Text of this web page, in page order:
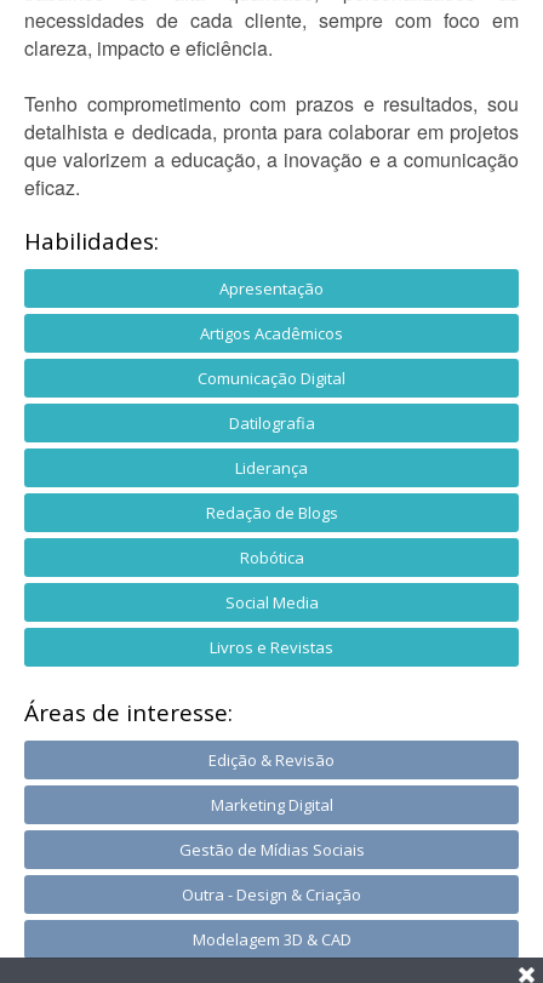
necessidades de cada cliente, sempre com foco em
clareza, impacto e eficiência.
Tenho comprometimento com prazos e resultados, sou
detalhista e dedicada, pronta para colaborar em projetos
que valorizem a educação, a inovação e a comunicação
eficaz.
Habilidades:
Apresentação
Artigos Acadêmicos
Comunicação Digital
Datilografia
Liderança
Redação de Blogs
Robótica
Social Media
Livros e Revistas
Áreas de interesse:
Edição & Revisão
Marketing Digital
Gestão de Mídias Sociais
Outra - Design & Criação
Modelagem 3D & CAD